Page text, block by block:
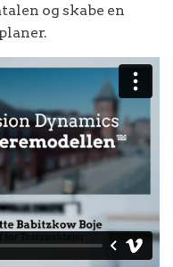
og skabe en